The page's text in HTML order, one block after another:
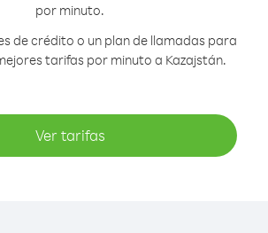
por minuto.
de crédito o un plan de llamadas para
tarifas por minuto a Kazajstán.
Ver tarifas